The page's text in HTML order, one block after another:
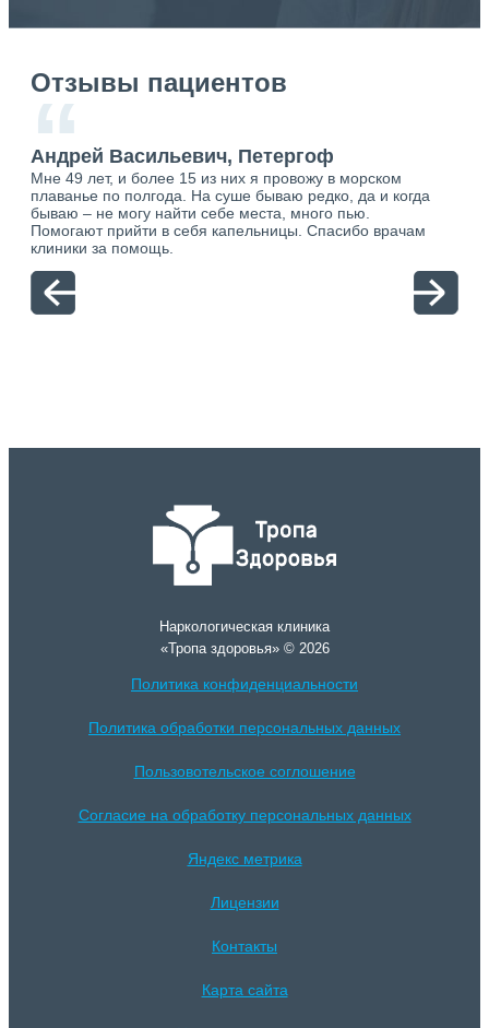
Отзывы пациентов
“
Андрей Васильевич, Петергоф
Мне 49 лет, и более 15 из них я провожу в морском
плаванье по полгода. На суше бываю редко, да и когда
бываю – не могу найти себе места, много пью.
Помогают прийти в себя капельницы. Спасибо врачам
клиники за помощь.
Наркологическая клиника
«Тропа здоровья» © 2026
Политика конфиденциальности
Политика обработки персональных данных
Пользовотельское соглошение
Согласие на обработку персональных данных
Яндекс метрика
Лицензии
Контакты
Карта сайта